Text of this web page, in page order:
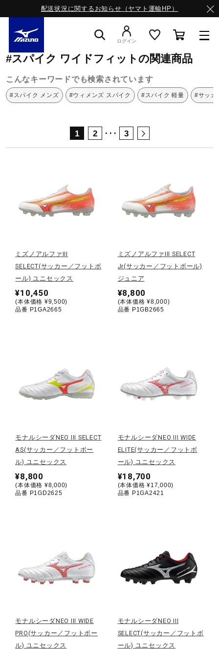
配送状況に関するお知らせ（ヤマト運輸HP）
ライフスタイルウエア
ランニング
トレーニング
ゴルフ
テニス／ソフトテニス
陸上競技
柔道
ワーキング
ログイン
ミズノ公式オンライン ワイドフィット
#スパイク ワイドフィットの関連商品
こんなキーワードでも検索されています
#スパイク メンズ #ウィメンズ スパイク #スパイク 軽量 #サッカ
1 2 ･･･ 3
ミズノアルファIII
SELECT(サッカー／フットボ
ール) ユニセックス
¥10,450
(本体価格 ¥9,500)
品番 P1GA2665
ミズノアルファIII SELECT
Jr(サッカー／フットボール)
ジュニア
¥8,800
(本体価格 ¥8,000)
品番 P1GB2665
モナルシーダNEO III SELECT
AS(サッカー／フットボー
ル) ユニセックス
¥8,800
(本体価格 ¥8,000)
品番 P1GD2625
モナルシーダNEO III WIDE
ELITE(サッカー／フットボ
ール) ユニセックス
¥18,700
(本体価格 ¥17,000)
品番 P1GA2421
モナルシーダNEO III WIDE
PRO(サッカー／フットボー
ル) ユニセックス
モナルシーダNEO III
SELECT(サッカー／フットボ
ール) ユニセックス